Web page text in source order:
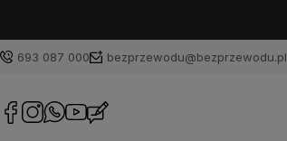
693 087 000 bezprzewodu@bezprzewodu.pl